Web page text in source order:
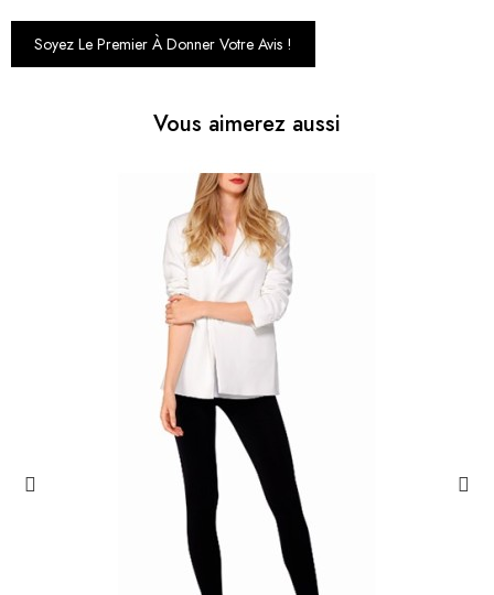
Soyez Le Premier À Donner Votre Avis !
Vous aimerez aussi